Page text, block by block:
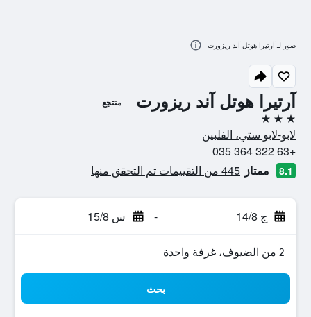
آرتيرا هوتل آند ريزورت منتجع
3 نجوم
لابو-لابو ستي، الفلبين
+63 322 364 035
8.1 ممتاز 445 من التقييمات تم التحقق منها
ج 14/8 - س 15/8
2 من الضيوف، غرفة واحدة
بحث
صور لـ آرتيرا هوتل آند ريزورت